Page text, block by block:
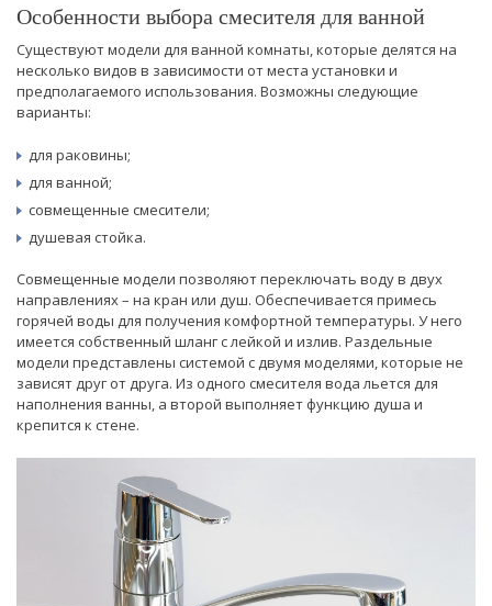
Особенности выбора смесителя для ванной
Существуют модели для ванной комнаты, которые делятся на
несколько видов в зависимости от места установки и
предполагаемого использования. Возможны следующие
варианты:
для раковины;
для ванной;
совмещенные смесители;
душевая стойка.
Совмещенные модели позволяют переключать воду в двух
направлениях – на кран или душ. Обеспечивается примесь
горячей воды для получения комфортной температуры. У него
имеется собственный шланг с лейкой и излив. Раздельные
модели представлены системой с двумя моделями, которые не
зависят друг от друга. Из одного смесителя вода льется для
наполнения ванны, а второй выполняет функцию душа и
крепится к стене.